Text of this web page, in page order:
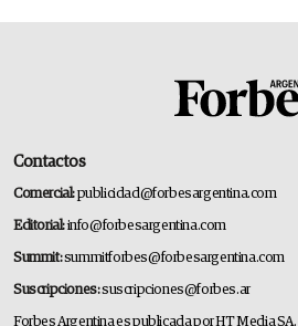
Contactos
Comercial:publicidad@forbesargentina.com
Editorial:info@forbesargentina.com
Summit:summitforbes@forbesargentina.com
Suscripciones:suscripciones@forbes.ar
Forbes Argentina es publicada por HT Media SA.